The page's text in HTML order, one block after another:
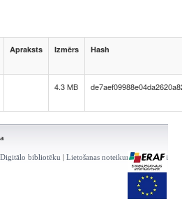
Apraksts Izmērs Hash
4.3 MB
bibliotēku | Lietošanas noteikumi | Kontakti